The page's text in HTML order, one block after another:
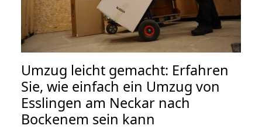
Umzug leicht gemacht: Erfahren
Sie, wie einfach ein Umzug von
Esslingen am Neckar nach
Bockenem sein kann